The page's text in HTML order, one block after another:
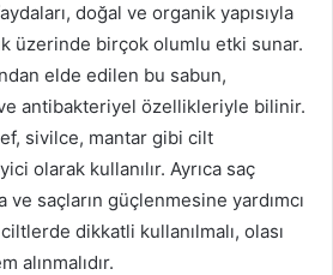
doğal ve organik yapısıyla
üzerinde birçok olumlu etki sunar.
elde edilen bu sabun,
antibakteriyel özellikleriyle bilinir.
sivilce, mantar gibi cilt
olarak kullanılır. Ayrıca saç
saçların güçlenmesine yardımcı
dikkatli kullanılmalı, olası
alınmalıdır.